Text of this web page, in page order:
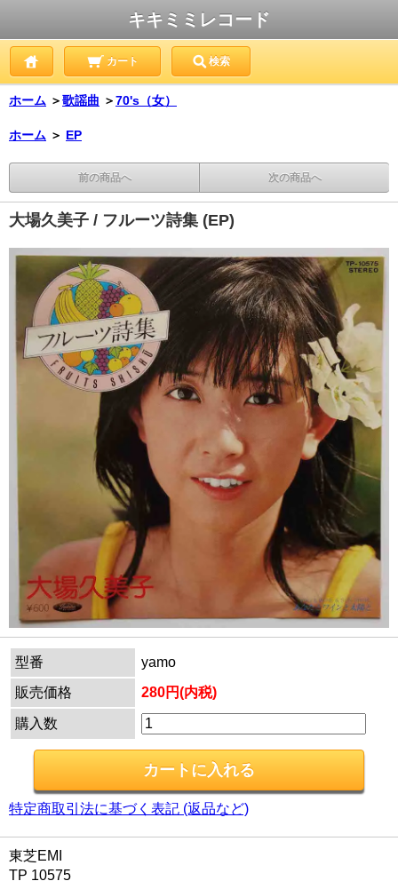
キキミミレコード
カート 検索
ホーム ＞歌謡曲 ＞70's（女）
ホーム ＞ EP
前の商品へ 次の商品へ
大場久美子 / フルーツ詩集 (EP)
型番
yamo
販売価格
280円(内税)
購入数
特定商取引法に基づく表記 (返品など)
東芝EMI
TP 10575